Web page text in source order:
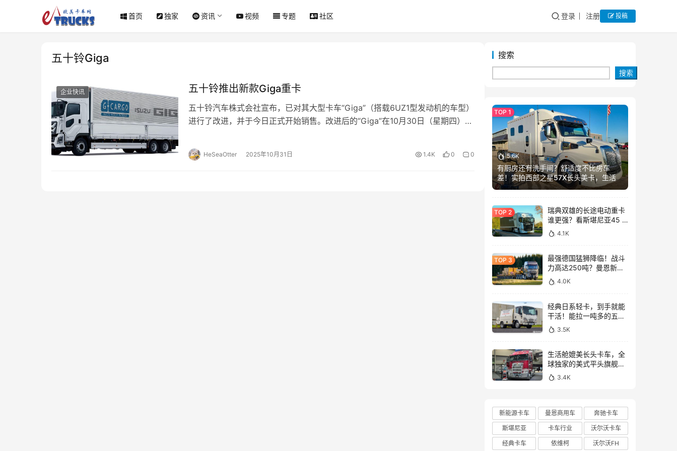
首页 独家 资讯 视频 专题 社区 登录 注册 投稿
五十铃Giga
企业快讯 五十铃推出新款Giga重卡
五十铃汽车株式会社宣布，已对其大型卡车“Giga”（搭载6UZ1型发动机的车型）
进行了改进，并于今日正式开始销售。改进后的“Giga”在10月30日（星期四）开
HeSeaOtter 2025年10月31日 1.4K 0 0
搜索
搜索
5.6K
有厨房还有洗手间？舒适度不比房车
差！实拍西部之星57X长头美卡，生活舱
加长这么多？
瑞典双雄的长途电动重卡
谁更强？看斯堪尼亚45 R
与沃尔沃FH Aero Electric
同台竞技！
4.1K
最强德国猛狮降临！战斗
力高达250吨？曼恩新款
TGX大件牵引车深入解析
4.0K
经典日系轻卡，到手就能
干活！能拉一吨多的五十
铃NLR工作车实拍
3.5K
生活舱媲美长头卡车，全
球独家的美式平头旗舰！
亮相布里斯班卡车展的肯
沃斯K220牵引车实拍
3.4K
新能源卡车 曼恩商用车
奔驰卡车
斯堪尼亚
卡车行业
沃尔沃卡车
经典卡车
依维柯 沃尔沃FH